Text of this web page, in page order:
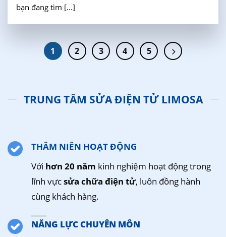
bạn đang tìm [...]
1 2 3 4 5
TRUNG TÂM SỬA ĐIỆN TỬ LIMOSA
THÂM NIÊN HOẠT ĐỘNG
Với hơn 20 năm kinh nghiệm hoạt động trong
lĩnh vựcsửa chữa điện tử, luôn đồng hành
cùng khách hàng.
NĂNG LỰC CHUYÊN MÔN